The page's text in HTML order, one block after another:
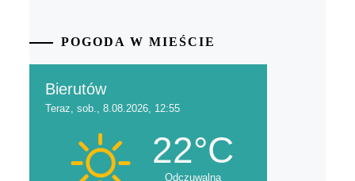
POGODA W MIEŚCIE